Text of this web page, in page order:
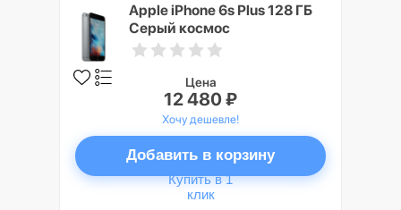
Apple iPhone 6s Plus 128 ГБ
Серый космос
Цена
12 480 ₽
Хочу дешевле!
Добавить в корзину
Купить в 1
клик